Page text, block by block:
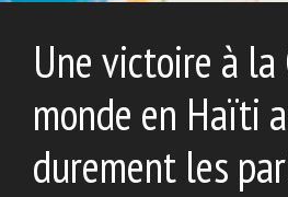
Une victoire à la
monde en Haïti
durement les